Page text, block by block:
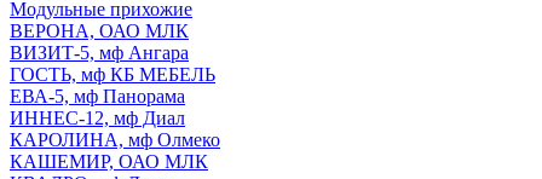
Модульные прихожие
ВЕРОНА, ОАО МЛК
ВИЗИТ-5, мф Ангара
ГОСТЬ, мф КБ МЕБЕЛЬ
ЕВА-5, мф Панорама
ИННЕС-12, мф Диал
КАРОЛИНА, мф Олмеко
КАШЕМИР, ОАО МЛК